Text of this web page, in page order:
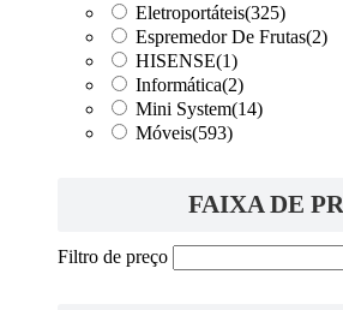
Eletroportáteis(325)
Espremedor De Frutas(2)
HISENSE(1)
Informática(2)
Mini System(14)
Móveis(593)
FAIXA DE
Filtro de preço